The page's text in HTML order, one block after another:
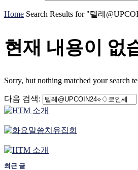
Home Search Results for "텔레
현재 내용이 없
Sorry, but nothing matched your search
다음 검색:
최근 글